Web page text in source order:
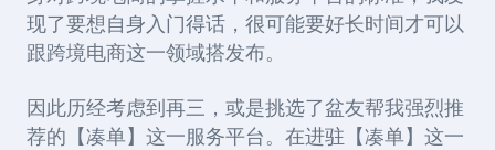
现了要想自身入门得话，很可能要好长时间才可以
跟跨境电商这一领域搭发布。
因此历经考虑到再三，或是挑选了盆友帮我强烈推
荐的【凑单】这一服务平台。在进驻【凑单】这一